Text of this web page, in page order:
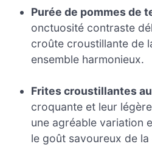
Purée de pommes de
onctuosité contraste
croûte croustillante de
ensemble harmonieux.
Frites croustillantes
croquante et leur
une agréable variation
le goût savoureux de